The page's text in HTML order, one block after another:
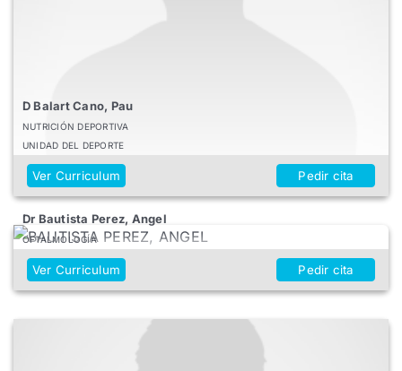
D Balart Cano, Pau
NUTRICIÓN DEPORTIVA
UNIDAD DEL DEPORTE
Ver Curriculum Pedir cita
Dr Bautista Perez, Angel
OFTALMOLOGÍA
Ver Curriculum Pedir cita